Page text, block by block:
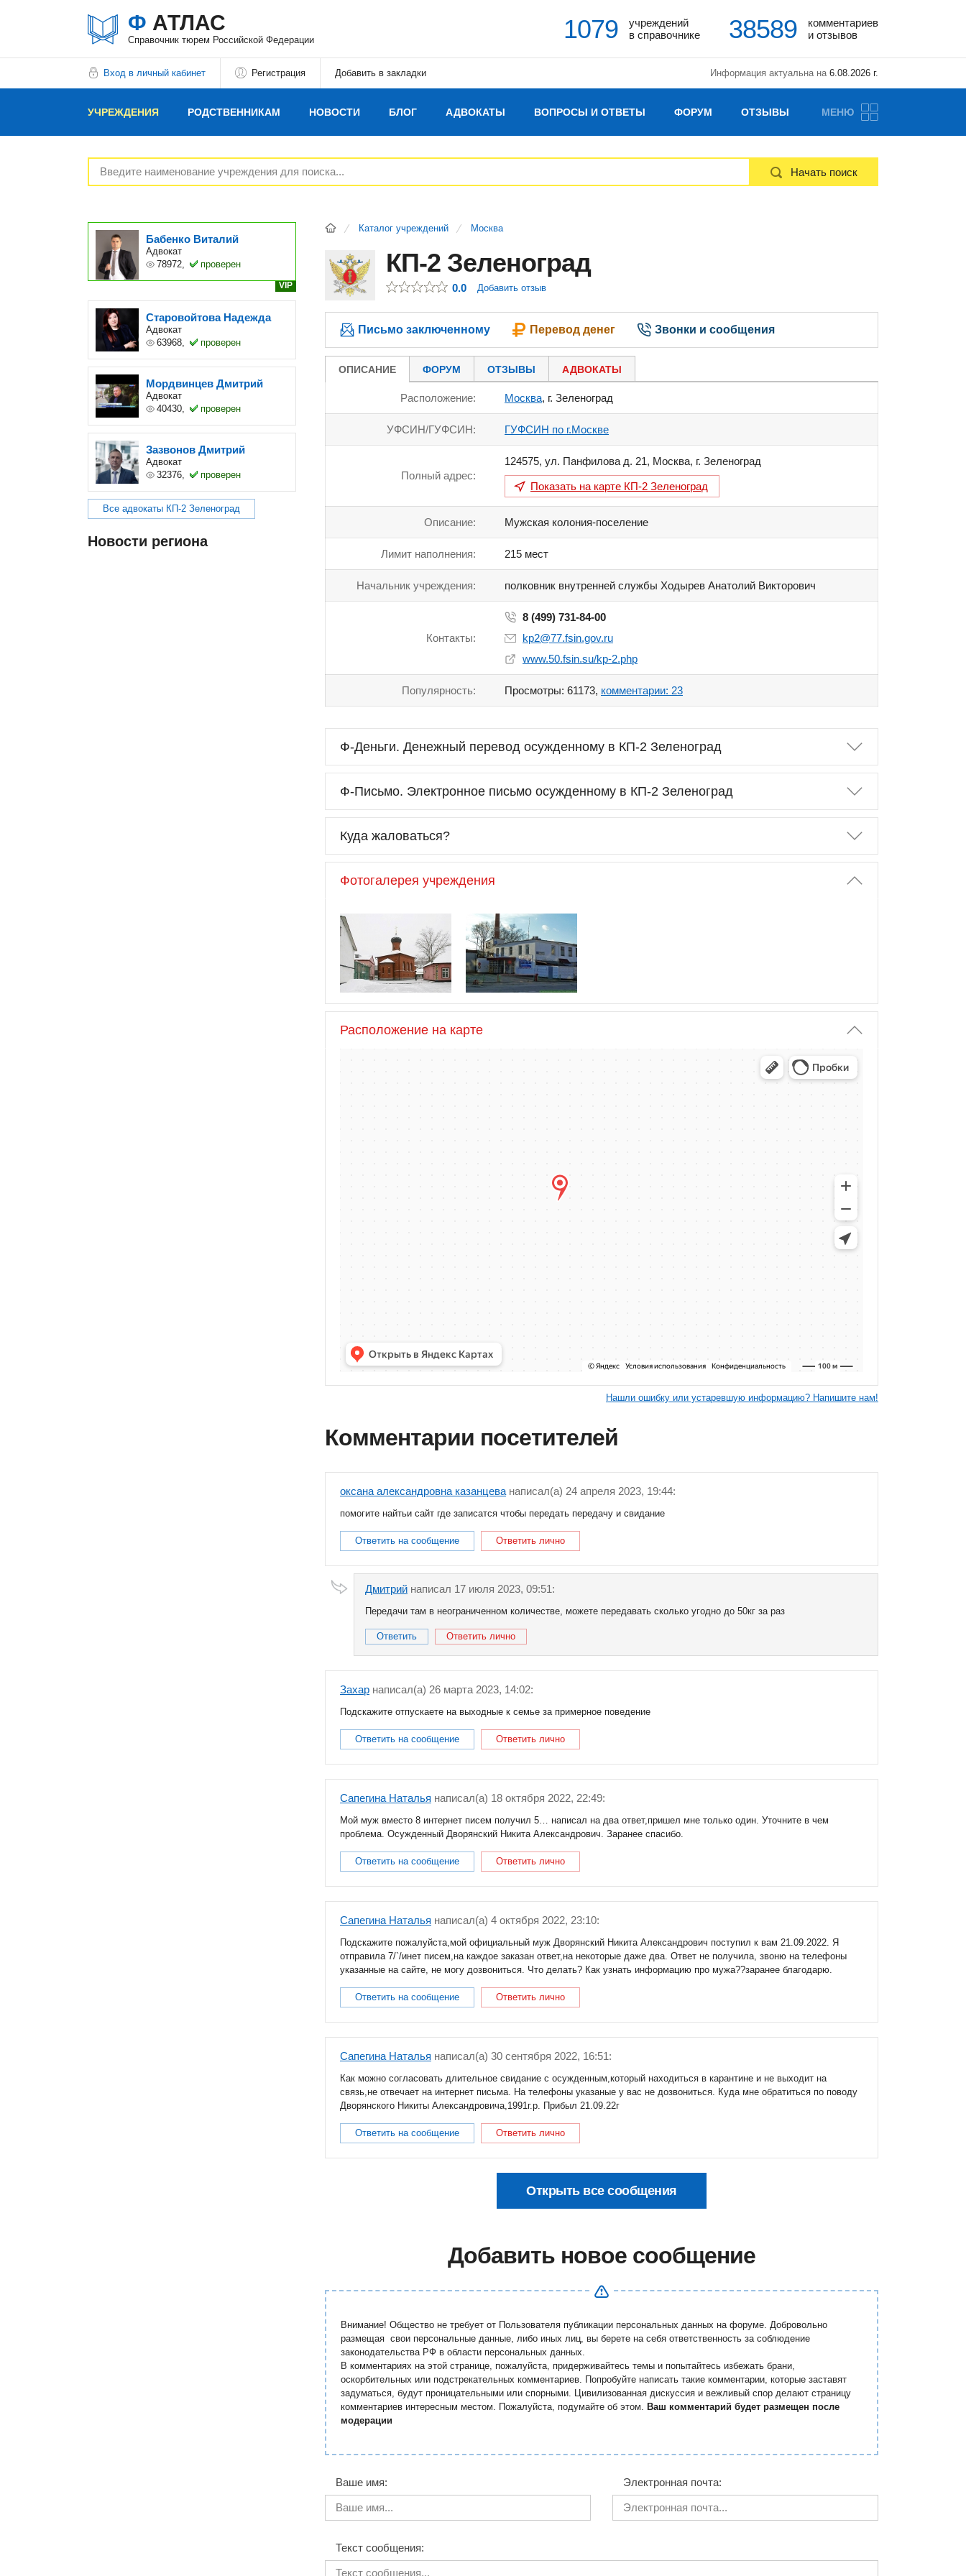
Ф АТЛАС
Справочник тюрем Российской Федерации 1079
учреждений
в справочнике
38589
комментариев
и отзывов
Информация актуальна на6.08.2026 г.
Вход в личный кабинет Регистрация Добавить в закладки
УЧРЕЖДЕНИЯ РОДСТВЕННИКАМ НОВОСТИ БЛОГ АДВОКАТЫ ВОПРОСЫ И ОТВЕТЫ ФОРУМ ОТЗЫВЫ
РЕКЛАМОДАТЕЛЯМ
МЕНЮ
Начать поиск
Каталог учреждений Москва
КП-2 Зеленоград
0.0 Добавить отзыв
Письмо заключенному Перевод денег Звонки и сообщения
ОПИСАНИЕ ФОРУМ ОТЗЫВЫ АДВОКАТЫ
Расположение: Москва, г. Зеленоград
УФСИН/ГУФСИН: ГУФСИН по г.Москве
Полный адрес:
124575, ул. Панфилова д. 21, Москва, г. Зеленоград
Показать на карте КП-2 Зеленоград
Описание: Мужская колония-поселение
Лимит наполнения: 215 мест
Начальник учреждения: полковник внутренней службы Ходырев Анатолий Викторович
Контакты:
8 (499) 731-84-00
kp2@77.fsin.gov.ru
www.50.fsin.su/kp-2.php
Популярность: Просмотры: 61173, комментарии: 23
Ф-Деньги. Денежный перевод осужденному в КП-2 Зеленоград
Ф-Письмо. Электронное письмо осужденному в КП-2 Зеленоград
Куда жаловаться?
Фотогалерея учреждения
Расположение на карте
Нашли ошибку или устаревшую информацию? Напишите нам!
Комментарии посетителей
оксана александровна казанцева написал(a) 24 апреля 2023, 19:44:
помогите найтьи сайт где записатся чтобы передать передачу и свидание
Ответить на сообщение Ответить лично
Дмитрий написал 17 июля 2023, 09:51:
Передачи там в неограниченном количестве, можете передавать сколько угодно до 50кг за раз
Ответить Ответить лично
Захар написал(a) 26 марта 2023, 14:02:
Подскажите отпускаете на выходные к семье за примерное поведение
Ответить на сообщение Ответить лично
Сапегина Наталья написал(a) 18 октября 2022, 22:49:
Мой муж вместо 8 интернет писем получил 5… написал на два ответ,пришел мне только один. Уточните в чем
проблема. Осужденный Дворянский Никита Александрович. Заранее спасибо.
Ответить на сообщение Ответить лично
Сапегина Наталья написал(a) 4 октября 2022, 23:10:
Подскажите пожалуйста,мой официальный муж Дворянский Никита Александрович поступил к вам 21.09.2022. Я
отправила 7/`/инет писем,на каждое заказан ответ,на некоторые даже два. Ответ не получила, звоню на телефоны
указанные на сайте, не могу дозвониться. Что делать? Как узнать информацию про мужа??заранее благодарю.
Ответить на сообщение Ответить лично
Сапегина Наталья написал(a) 30 сентября 2022, 16:51:
Как можно согласовать длительное свидание с осужденным,который находиться в карантине и не выходит на
связь,не отвечает на интернет письма. На телефоны указаные у вас не дозвониться. Куда мне обратиться по поводу
Дворянского Никиты Александровича,1991г.р. Прибыл 21.09.22г
Ответить на сообщение Ответить лично
Открыть все сообщения
Добавить новое сообщение
Внимание! Общество не требует от Пользователя публикации персональных данных на форуме. Добровольно
размещая свои персональные данные, либо иных лиц, вы берете на себя ответственность за соблюдение
законодательства РФ в области персональных данных.
В комментариях на этой странице, пожалуйста, придерживайтесь темы и попытайтесь избежать брани,
оскорбительных или подстрекательных комментариев. Попробуйте написать такие комментарии, которые заставят
задуматься, будут проницательными или спорными. Цивилизованная дискуссия и вежливый спор делают страницу
комментариев интересным местом. Пожалуйста, подумайте об этом. Ваш комментарий будет размещен после
модерации
Ваше имя: Электронная почта:
Текст сообщения:
Бабенко Виталий
Адвокат
78972,
проверен
VIP
Старовойтова Надежда
Адвокат
63968,
проверен
Мордвинцев Дмитрий
Адвокат
40430,
проверен
Зазвонов Дмитрий
Адвокат
32376,
проверен
Все адвокаты КП-2 Зеленоград
Новости региона